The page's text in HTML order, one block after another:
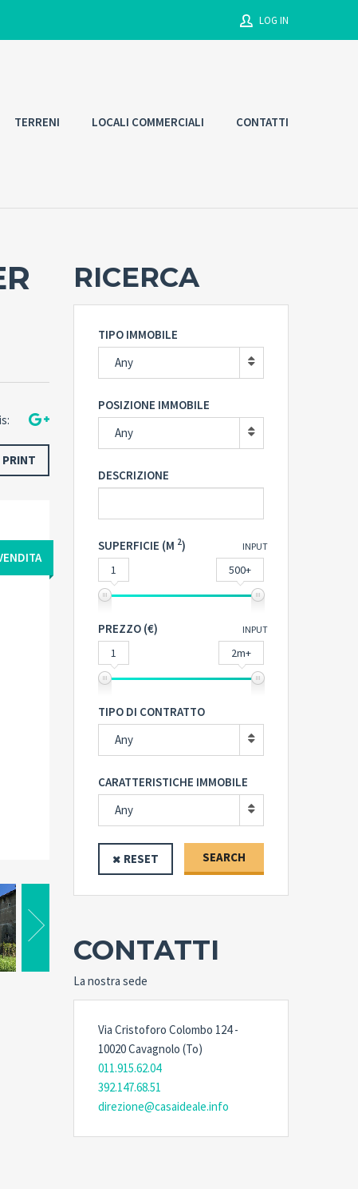
LOG IN
Forgot
password?
TERRENI LOCALI COMMERCIALI CONTATTI
PRINT
RICERCA
TIPO IMMOBILE
Any
POSIZIONE IMMOBILE
Any
DESCRIZIONE
SUPERFICIE (M 2) INPUT
1 500+
PREZZO (€) INPUT
1 2m+
TIPO DI CONTRATTO
Any
CARATTERISTICHE IMMOBILE
Any
RESET SEARCH
CONTATTI
La nostra sede
Via Cristoforo Colombo 124 -
10020 Cavagnolo (To)
011.915.62.04
392.147.68.51
direzione@casaideale.info